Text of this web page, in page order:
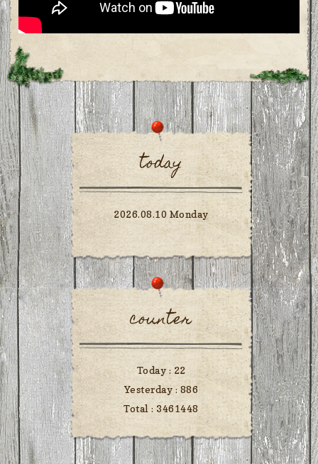
today
2026.08.10 Monday
counter
Today : 22
Yesterday : 886
Total : 3461448